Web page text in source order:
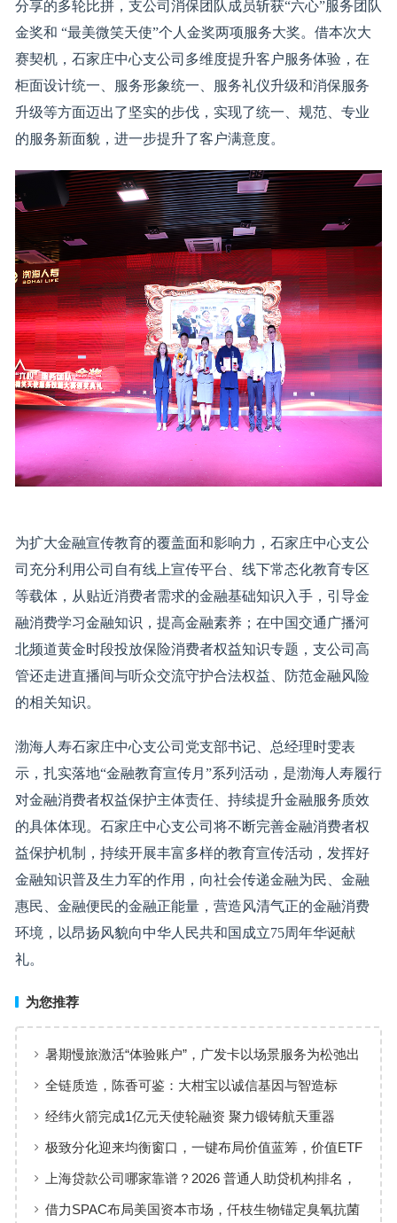
分享的多轮比拼，支公司消保团队成员斩获“六心”服务团队
金奖和 “最美微笑天使”个人金奖两项服务大奖。借本次大
赛契机，石家庄中心支公司多维度提升客户服务体验，在
柜面设计统一、服务形象统一、服务礼仪升级和消保服务
升级等方面迈出了坚实的步伐，实现了统一、规范、专业
的服务新面貌，进一步提升了客户满意度。
为扩大金融宣传教育的覆盖面和影响力，石家庄中心支公
司充分利用公司自有线上宣传平台、线下常态化教育专区
等载体，从贴近消费者需求的金融基础知识入手，引导金
融消费学习金融知识，提高金融素养；在中国交通广播河
北频道黄金时段投放保险消费者权益知识专题，支公司高
管还走进直播间与听众交流守护合法权益、防范金融风险
的相关知识。
渤海人寿石家庄中心支公司党支部书记、总经理时雯表
示，扎实落地“金融教育宣传月”系列活动，是渤海人寿履行
对金融消费者权益保护主体责任、持续提升金融服务质效
的具体体现。石家庄中心支公司将不断完善金融消费者权
益保护机制，持续开展丰富多样的教育宣传活动，发挥好
金融知识普及生力军的作用，向社会传递金融为民、金融
惠民、金融便民的金融正能量，营造风清气正的金融消费
环境，以昂扬风貌向中华人民共和国成立75周年华诞献
礼。
为您推荐
暑期慢旅激活“体验账户”，广发卡以场景服务为松弛出
行添彩
全链质造，陈香可鉴：大柑宝以诚信基因与智造标
准，定义新会陈皮高质量发展
经纬火箭完成1亿元天使轮融资 聚力锻铸航天重器
极致分化迎来均衡窗口，一键布局价值蓝筹，价值ETF
华夏火热开售
上海贷款公司哪家靠谱？2026 普通人助贷机构排名，
工薪族借钱选择指南
借力SPAC布局美国资本市场，仟枝生物锚定臭氧抗菌